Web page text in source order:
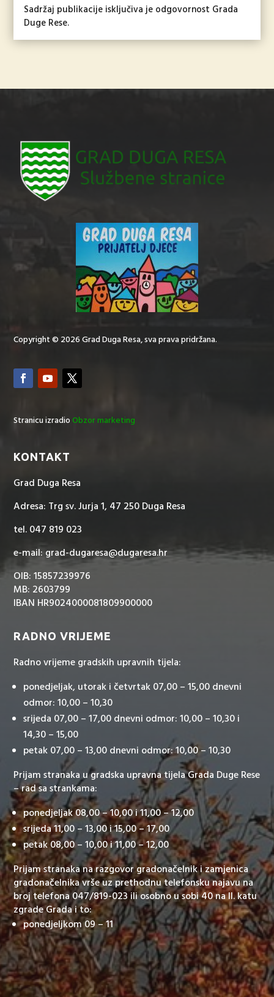
Sadržaj publikacije isključiva je odgovornost Grada
Duge Rese.
Copyright © 2026 Grad Duga Resa, sva prava pridržana.
Stranicu izradioObzor marketing
KONTAKT
Grad Duga Resa
Adresa: Trg sv. Jurja 1, 47 250 Duga Resa
tel. 047 819 023
e-mail: grad-dugaresa@dugaresa.hr
OIB: 15857239976
MB: 2603799
IBAN HR9024000081809900000
RADNO VRIJEME
Radno vrijeme gradskih upravnih tijela:
ponedjeljak, utorak i četvrtak 07,00 – 15,00 dnevni
odmor: 10,00 – 10,30
srijeda 07,00 – 17,00 dnevni odmor: 10,00 – 10,30 i
14,30 – 15,00
petak 07,00 – 13,00 dnevni odmor: 10,00 – 10,30
Prijam stranaka u gradska upravna tijela Grada Duge Rese
– rad sa strankama:
ponedjeljak 08,00 – 10,00 i 11,00 – 12,00
srijeda 11,00 – 13,00 i 15,00 – 17,00
petak 08,00 – 10,00 i 11,00 – 12,00
Prijam stranaka na razgovor gradonačelnik i zamjenica
gradonačelnika vrše uz prethodnu telefonsku najavu na
broj telefona 047/819-023 ili osobno u sobi 40 na II. katu
zgrade Grada i to:
ponedjeljkom 09 – 11